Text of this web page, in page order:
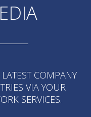
COMPANY
VIA YOUR
SERVICES.